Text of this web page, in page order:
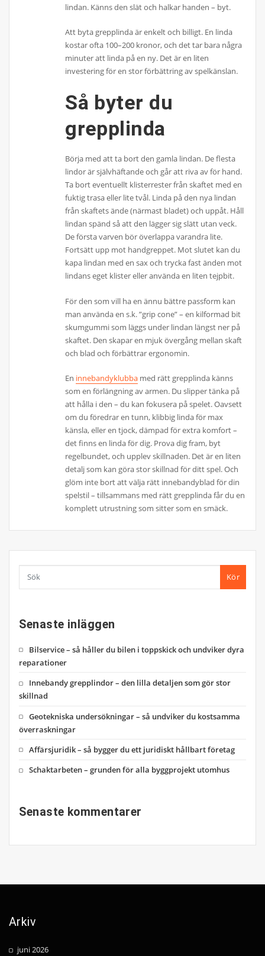
lindan. Känns den slät och halkar handen – byt.
Att byta grepplinda är enkelt och billigt. En linda
kostar ofta 100–200 kronor, och det tar bara några
minuter att linda på en ny. Det är en liten
investering för en stor förbättring av spelkänslan.
Så byter du
grepplinda
Börja med att ta bort den gamla lindan. De flesta
lindor är självhäftande och går att riva av för hand.
Ta bort eventuellt klisterrester från skaftet med en
fuktig trasa eller lite tvål. Linda på den nya lindan
från skaftets ände (närmast bladet) och uppåt. Håll
lindan spänd så att den lägger sig slätt utan veck.
De första varven bör överlappa varandra lite.
Fortsätt upp mot handgreppet. Mot slutet kan du
kapa lindan med en sax och trycka fast änden mot
lindans eget klister eller använda en liten tejpbit.
För den som vill ha en ännu bättre passform kan
man använda en s.k. ”grip cone” – en kilformad bit
skumgummi som läggs under lindan längst ner på
skaftet. Den skapar en mjuk övergång mellan skaft
och blad och förbättrar ergonomin.
En innebandyklubba med rätt grepplinda känns
som en förlängning av armen. Du slipper tänka på
att hålla i den – du kan fokusera på spelet. Oavsett
om du föredrar en tunn, klibbig linda för max
känsla, eller en tjock, dämpad för extra komfort –
det finns en linda för dig. Prova dig fram, byt
regelbundet, och upplev skillnaden. Det är en liten
detalj som kan göra stor skillnad för ditt spel. Och
glöm inte bort att välja rätt innebandyblad för din
spelstil – tillsammans med rätt grepplinda får du en
komplett utrustning som sitter som en smäck.
Kör
Senaste inläggen
Bilservice – så håller du bilen i toppskick och undviker dyra
reparationer
Innebandy grepplindor – den lilla detaljen som gör stor
skillnad
Geotekniska undersökningar – så undviker du kostsamma
överraskningar
Affärsjuridik – så bygger du ett juridiskt hållbart företag
Schaktarbeten – grunden för alla byggprojekt utomhus
Senaste kommentarer
Arkiv
juni 2026